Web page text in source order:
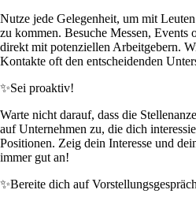
Nutze jede Gelegenheit, um mit
zu kommen. Besuche Messen, Events
direkt mit potenziellen Arbeitgebern.
Kontakte oft den entscheidenden
✨Sei proaktiv!
Warte nicht darauf, dass die
auf Unternehmen zu, die dich
Positionen. Zeig dein Interesse und
immer gut an!
✨Bereite dich auf